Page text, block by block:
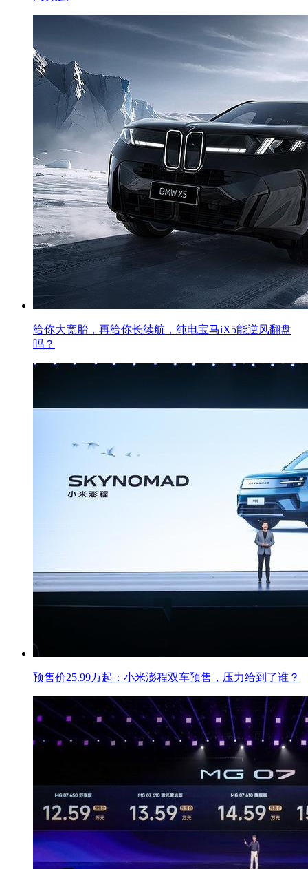
给你大宽胎，再给你长续航，纯电宝马iX5能逆风翻盘
吗？
预售价25.99万起：小米澎程双车预售，压力给到了谁？